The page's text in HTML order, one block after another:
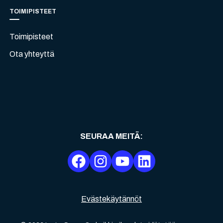
TOIMIPISTEET
Toimipisteet
Ota yhteyttä
Evästekäytännöt
SEURAA MEITÄ: